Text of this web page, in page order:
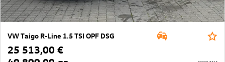
VW Taigo R-Line 1.5 TSI OPF DSG
25 513,00 €